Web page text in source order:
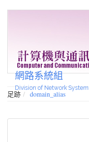
網路系統組
Division of Network System
足跡 domain_alias